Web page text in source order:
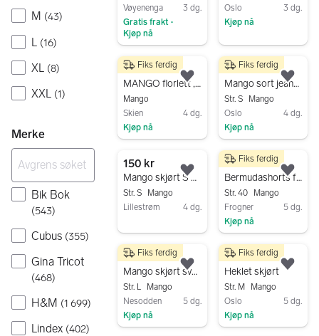
M (43)
L (16)
XL (8)
XXL (1)
Merke
Bik Bok
(543)
Cubus (355)
Gina Tricot
(468)
H&M (1 699)
Lindex (402)
Vøyenenga
3 dg.
Gratis frakt •
Kjøp nå
Oslo
3 dg.
Kjøp nå
Gå til annonsen
240 kr
MANGO florlett ,behagelig,sidt skjørt
Mango
Skien
4 dg.
Kjøp nå
Fiks ferdig
Legg til som favoritt.
200 kr
Mango sort jeansskjørt
Str. S
Mango
Oslo
4 dg.
Kjøp nå
Fiks ferdig
150 kr
Mango skjørt S grå dame
Str. S
Mango
Lillestrøm
4 dg.
Legg til som favoritt.
300 kr
Bermudashorts fra Mango.Ny.Str.40
Str. 40
Mango
Frogner
5 dg.
Kjøp nå
Fiks ferdig
550 kr
Mango skjørt svart dame L
Str. L
Mango
Nesodden
5 dg.
Kjøp nå
Fiks ferdig
Legg til som favoritt.
120 kr
Heklet skjørt
Str. M
Mango
Oslo
5 dg.
Kjøp nå
Fiks ferdig